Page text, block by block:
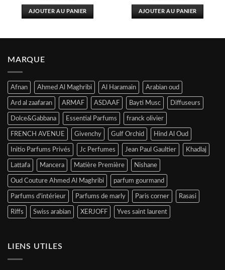
AJOUTER AU PANIER AJOUTER AU PANIER
MARQUE
Afnan Ahmed Al Maghribi Al Haramain Arabian oud
Ard al zaafaran ARMAF ASDAAF Bayti Musc Diffuseurs
Dolce&Gabbana Essential Parfums franck olivier
FRENCH AVENUE Givenchy Gulf Orchid Hind Al Oud
Initio Parfums Privés Jc Perfumes Jean Paul Gaultier Khadlaj
Lattafa Mancera Matière Première Nishane
Oud Couture Ahmed Al Maghribi parfum gourmand
Parfums d'intérieur Parfums de marly Paris corner Rasasi
Riffs Swiss arabian XERJOFF Yves saint laurent
LIENS UTILES